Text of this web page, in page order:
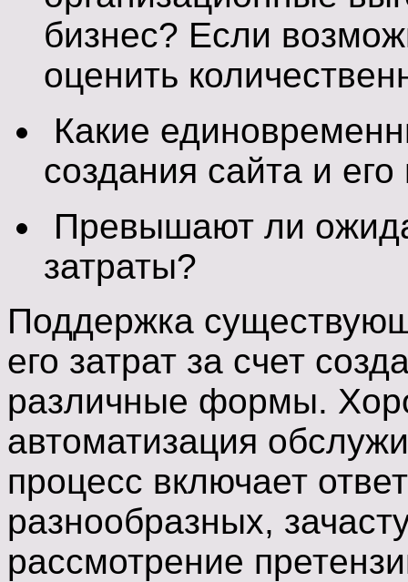
бизнес? Если
оценить
Какие
создания сайта и
Превышают ли
затраты?
Поддержка
его затрат за счет
различные формы.
автоматизация
процесс включает
разнообразных,
рассмотрение